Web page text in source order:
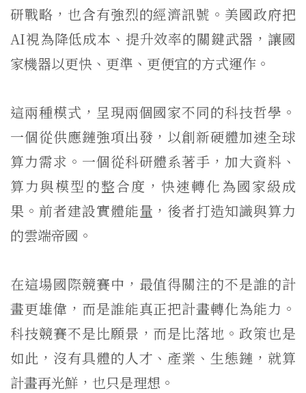
研戰略，也含有強烈的經濟訊號。美國政府把
AI視為降低成本、提升效率的關鍵武器，讓國
家機器以更快、更準、更便宜的方式運作。
這兩種模式，呈現兩個國家不同的科技哲學。
一個從供應鏈強項出發，以創新硬體加速全球
算力需求。一個從科研體系著手，加大資料、
算力與模型的整合度，快速轉化為國家級成
果。前者建設實體能量，後者打造知識與算力
的雲端帝國。
在這場國際競賽中，最值得關注的不是誰的計
畫更雄偉，而是誰能真正把計畫轉化為能力。
科技競賽不是比願景，而是比落地。政策也是
如此，沒有具體的人才、產業、生態鏈，就算
計畫再光鮮，也只是理想。